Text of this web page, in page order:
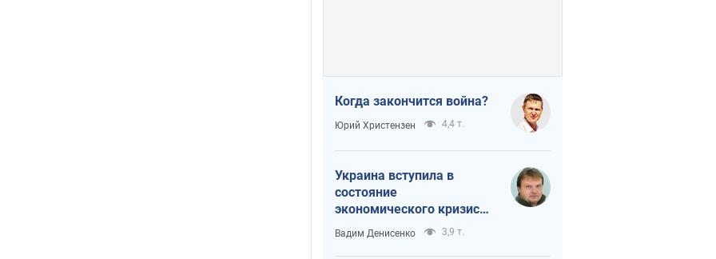
Когда закончится война?
Юрий Христензен 4,4 т.
Украина вступила в
состояние
экономического кризиса.
Есть ли свет в конце
туннеля?
Вадим Денисенко 3,9 т.